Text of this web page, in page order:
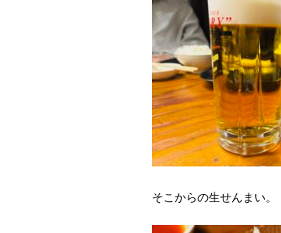
そこからの生せんまい。